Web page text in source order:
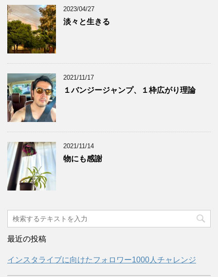
2023/04/27
淡々と生きる
2021/11/17
１バンジージャンプ、１枠広がり理論
2021/11/14
物にも感謝
最近の投稿
インスタライブに向けたフォロワー1000人チャレンジ